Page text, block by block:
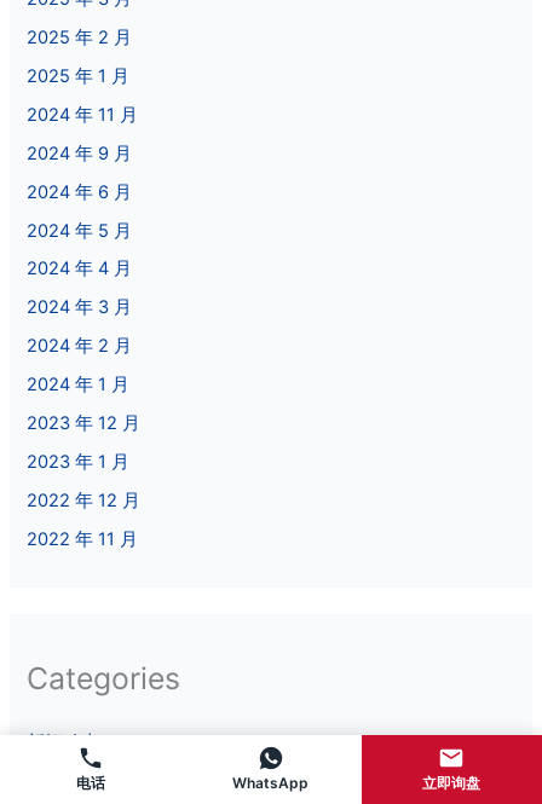
2025 年 2 月
2025 年 1 月
2024 年 11 月
2024 年 9 月
2024 年 6 月
2024 年 5 月
2024 年 4 月
2024 年 3 月
2024 年 2 月
2024 年 1 月
2023 年 12 月
2023 年 1 月
2022 年 12 月
2022 年 11 月
Categories
新闻动态
行业资讯
电话 WhatsApp 立即询盘